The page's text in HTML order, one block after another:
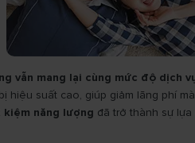
vẫn mang lại cùng mức độ dịch
suất cao, giúp giảm lãng phí
năng lượng đã trở thành sự